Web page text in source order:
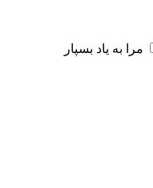
مرا به یاد بسپار